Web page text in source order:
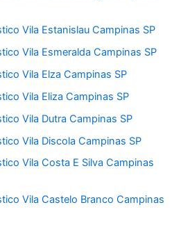
Vila Estanislau Campinas SP
Vila Esmeralda Campinas SP
Vila Elza Campinas SP
Vila Eliza Campinas SP
Vila Dutra Campinas SP
Vila Discola Campinas SP
Vila Costa E Silva Campinas
Vila Castelo Branco Campinas